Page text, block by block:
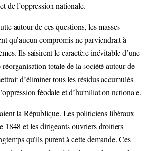
de l’oppression nationale.
autour de ces questions, les masses
qu’aucun compromis ne parviendrait à
Ils saisirent le caractère inévitable d’une
réorganisation totale de la société autour de
d’éliminer tous les résidus accumulés
féodale et d’humiliation nationale.
la République. Les politiciens libéraux
1848 et les dirigeants ouvriers droitiers
qu’ils purent à cette demande. Ces